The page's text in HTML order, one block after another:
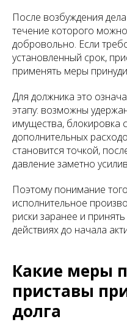
После возбуждения
течение которого
добровольно. Если
установленный срок,
применять меры
Для должника это
этапу: возможны
имущества, блокировка
дополнительных
становится точкой,
давление заметно
Поэтому понимание
исполнительное
риски заранее и
действиях до начала
Какие меры
приставы
долга